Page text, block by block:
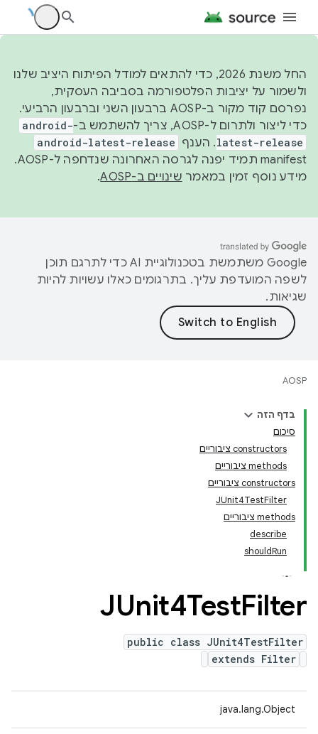
החל משנת 2026, כדי להתאים למודל הפיתוח היציב שלנו
ולשמור על יציבות הפלטפורמה בסביבה העסקית,
נפרסם קוד מקור ב-AOSP ברבעון השני וברבעון הרביעי.
כדי ליצור ולתרום ל-AOSP, צריך להשתמש ב-
android-
latest-release. הענף android-latest-release
manifest תמיד יפנה לגרסה האחרונה שנדחפה ל-AOSP.
מידע נוסף זמין במאמר שינויים ב-AOSP .
‫Google משתמשת בטכנולוגיית AI כדי לתרגם תוכן
לשפה המועדפת עליך. בתרגומים כאלו עשויות להיות
שגיאות.
AOSP
בדף הזה
סיכום
‫constructors ציבוריים
‫methods ציבוריים
‫constructors ציבוריים
JUnit4TestFilter
‫methods ציבוריים
describe
shouldRun
JUnit4TestFilter
public class JUnit4TestFilter
extends Filter
java.lang.Object